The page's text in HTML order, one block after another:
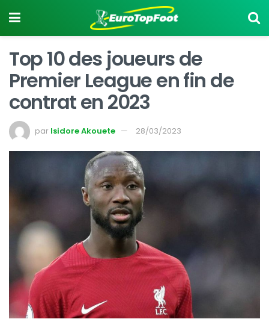
Top 10 des joueurs de
Premier League en fin de
contrat en 2023
par Isidore Akouete 28/03/2023